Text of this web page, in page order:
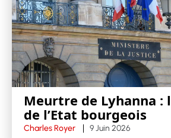
Meurtre de Lyhanna
de l’Etat bourgeois
Charles Royer 9 Juin 2026